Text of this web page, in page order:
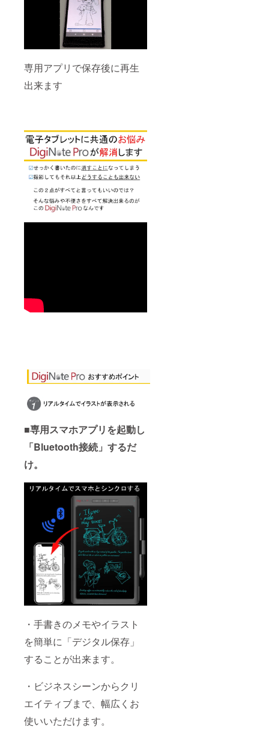
専用アプリで保存後に再生
出来ます
■専用スマホアプリを起動し
「Bluetooth接続」するだ
け。
・手書きのメモやイラスト
を簡単に「デジタル保存」
することが出来ます。
・ビジネスシーンからクリ
エイティブまで、幅広くお
使いいただけます。